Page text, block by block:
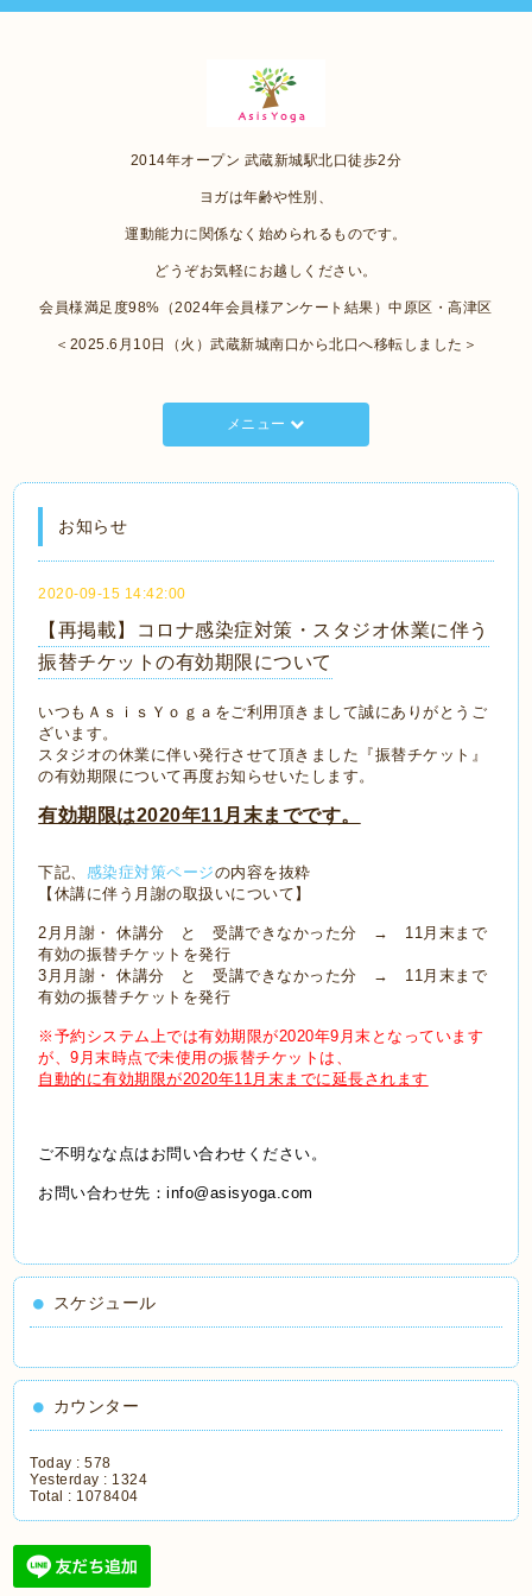
2014年オープン 武蔵新城駅北口徒歩2分
ヨガは年齢や性別、
運動能力に関係なく始められるものです。
どうぞお気軽にお越しください。
会員様満足度98%（2024年会員様アンケート結果）中原区・高津区
＜2025.6月10日（火）武蔵新城南口から北口へ移転しました＞
メニュー
お知らせ
2020-09-15 14:42:00
【再掲載】コロナ感染症対策・スタジオ休業に伴う
振替チケットの有効期限について
いつもＡｓｉｓＹｏｇａをご利用頂きまして誠にありがとうご
ざいます。
スタジオの休業に伴い発行させて頂きました『振替チケット』
の有効期限について再度お知らせいたします。
有効期限は2020年11月末までです。
下記、 感染症対策ページの内容を抜粋
【休講に伴う月謝の取扱いについて】
2月月謝・ 休講分 と 受講できなかった分 → 11月 末まで
有効の振替チケットを発行
3月月謝・ 休講分 と 受講できなかった分 → 11月末まで
有効の振替チケットを発行
※予約システム上では有効期限が2020年9月末となっています
が、9月末時点で未使用の振替チケットは、
自動的に有効期限が2020年11月末までに延長されます
ご不明なな点はお問い合わせください。
お問い合わせ先：info@asisyoga.com
スケジュール
カウンター
Today :578
Yesterday : 1324
Total : 1078404